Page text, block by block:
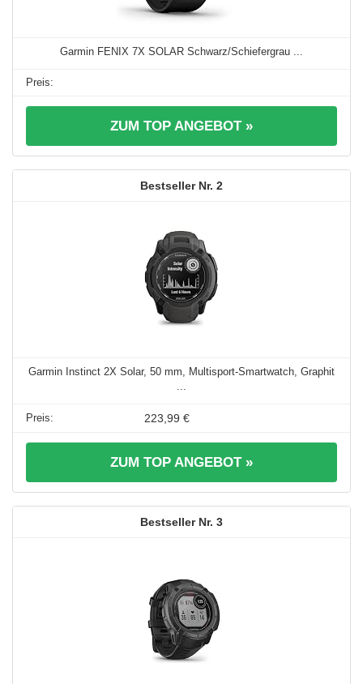
Garmin FENIX 7X SOLAR Schwarz/Schiefergrau ...
ZUM TOP ANGEBOT »
2
Garmin Instinct 2X Solar, 50 mm, Multisport-Smartwatch, Graphit
...
223,99 €
ZUM TOP ANGEBOT »
3